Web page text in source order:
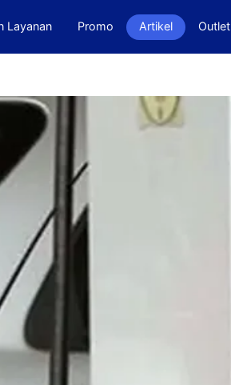
Layanan Promo Artikel Outlet